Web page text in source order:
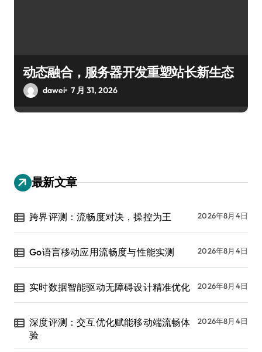
动态融合，服务器开发重塑站长新生态
dawei 7 月 31, 2026
最新文章
跨界评测：流畅度对决，操控为王 2026年8月4日
Go语言移动应用流畅度与性能实测 2026年8月4日
实时数据智能驱动无障碍设计精准优化 2026年8月4日
深度评测：交互优化赋能移动端流畅体
验
2026年8月4日